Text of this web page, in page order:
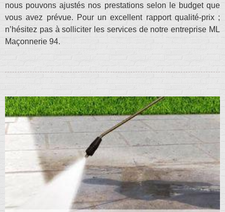
nous pouvons ajustés nos prestations selon le budget que
vous avez prévue. Pour un excellent rapport qualité-prix ;
n’hésitez pas à solliciter les services de notre entreprise ML
Maçonnerie 94.